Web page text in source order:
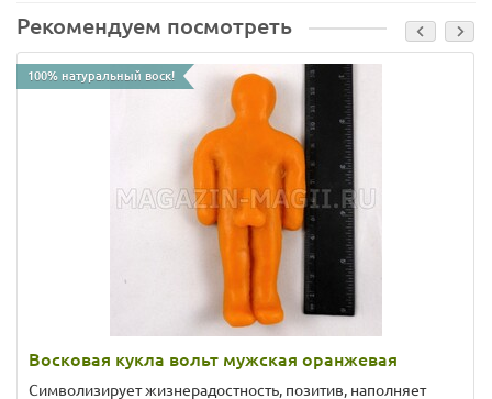
Рекомендуем посмотреть
100% натуральный воск!
Восковая кукла вольт мужская оранжевая
Символизирует жизнерадостность, позитив, наполняет